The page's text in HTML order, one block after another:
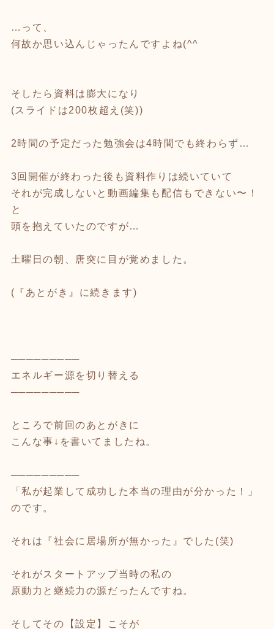
…って、
何故か思い込んじゃったんですよね(^^ゞ
そしたら資料は膨大になり
(スライドは200枚超え(笑))
2時間の予定だった勉強会は4時間でも終わらず…
3回開催が終わった後も資料作りは続いていて
それが完成しないと動画編集も配信もできない〜！
と
頭を抱えていたのですが…
土曜日の朝、唐突に目が覚めました。
(『あとがき』に続きます)
─────────
エネルギー源を切り替える
─────────
ところで前回のあとがきに
こんな事↓を書いてましたね。
─────────
「私が起業して成功した本当の理由が分かった！」
のです。
それは『社会に居場所が無かった』でした(笑)
それがスタートアップ当時の私の
原動力と継続力の源だったんですね。
そしてその【設定】こそが